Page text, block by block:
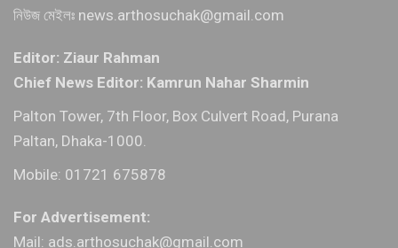
নিউজ মেইলঃ news.arthosuchak@gmail.com
Editor: Ziaur Rahman
Chief News Editor: Kamrun Nahar Sharmin
Palton Tower, 7th Floor, Box Culvert Road, Purana
Paltan, Dhaka-1000.
Mobile: 01721 675878
For Advertisement:
Mail: ads.arthosuchak@gmail.com